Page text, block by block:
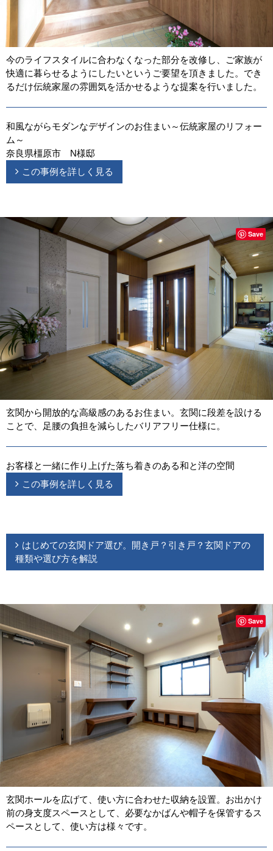
今のライフスタイルに合わなくなった部分を改修し、ご家族が
快適に暮らせるようにしたいというご要望を頂きました。でき
るだけ伝統家屋の雰囲気を活かせるような提案を行いました。
和風ながらモダンなデザインのお住まい～伝統家屋のリフォー
ム～
奈良県橿原市 N様邸
この事例を詳しく見る
玄関から開放的な高級感のあるお住まい。玄関に段差を設ける
ことで、足腰の負担を減らしたバリアフリー仕様に。
お客様と一緒に作り上げた落ち着きのある和と洋の空間
この事例を詳しく見る
はじめての玄関ドア選び。開き戸？引き戸？玄関ドアの
種類や選び方を解説
Save
玄関ホールを広げて、使い方に合わせた収納を設置。お出かけ
前の身支度スペースとして、必要なかばんや帽子を保管するス
ペースとして、使い方は様々です。
Save